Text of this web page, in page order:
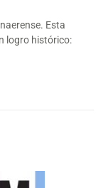
Esta
logro histórico: